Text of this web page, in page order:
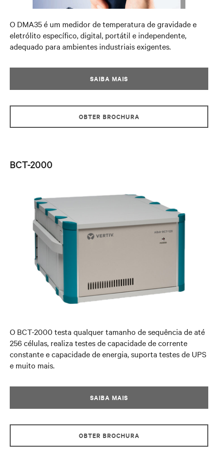
O DMA35 é um medidor de temperatura de gravidade e
eletrólito específico, digital, portátil e independente,
adequado para ambientes industriais exigentes.
SAIBA MAIS
OBTER BROCHURA
BCT-2000
O BCT-2000 testa qualquer tamanho de sequência de até
256 células, realiza testes de capacidade de corrente
constante e capacidade de energia, suporta testes de UPS
e muito mais.
SAIBA MAIS
OBTER BROCHURA